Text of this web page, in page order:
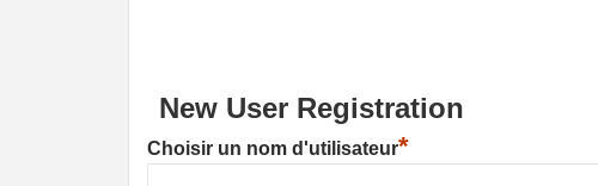
New User Registration
Choisir un nom d'utilisateur*